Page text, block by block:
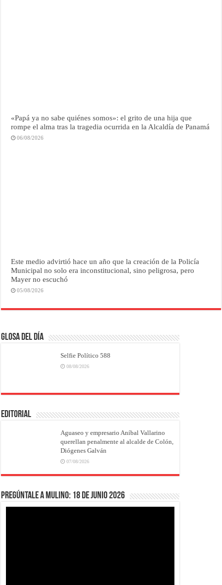
«Papá ya no sabe quiénes somos»: el grito de una hija que
rompe el alma tras la tragedia ocurrida en la Alcaldía de Panamá
06/08/2026
Este medio advirtió hace un año que la creación de la Policía
Municipal no solo era inconstitucional, sino peligrosa, pero
Mayer no escuchó
05/08/2026
Glosa del Día
Selfie Político 588
08/08/2026
EDITORIAL
Aguaseo y empresario Aníbal Vallarino
querellan penalmente al alcalde de Colón,
Diógenes Galván
07/08/2026
Pregúntale a Mulino: 18 de junio 2026